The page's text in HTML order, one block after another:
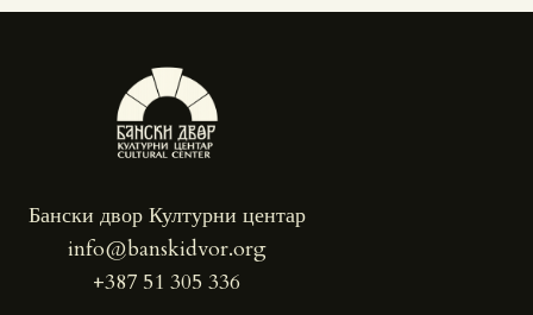
Бански двор Културни центар
info@banskidvor.org
+387 51 305 336